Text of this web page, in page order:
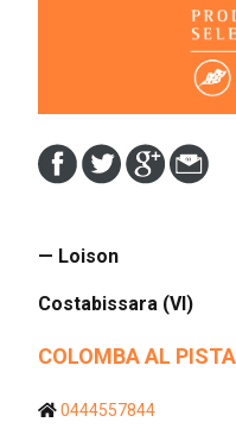
— Loison
Costabissara (VI)
COLOMBA AL
0444557844